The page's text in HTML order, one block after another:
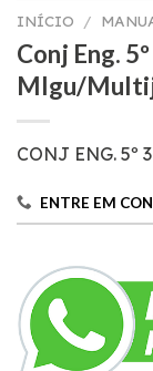
INÍCIO /
Conj Eng.
Mlgu/
CONJ ENG. 5º
ENTRE EM